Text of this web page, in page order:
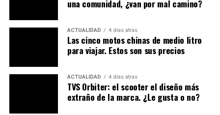
una comunidad, ¿van por mal camino?
ACTUALIDAD 4 días atras
Las cinco motos chinas de medio litro
para viajar. Estos son sus precios
ACTUALIDAD 4 días atras
TVS Orbiter: el scooter el diseño más
extraño de la marca. ¿Le gusta o no?